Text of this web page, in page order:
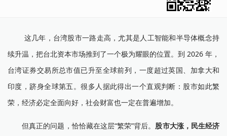
这几年，台湾股市一路走高，尤其是人工智能和半导体概念持
续升温，把台北资本市场推到了一个极为耀眼的位置。到 2026 年，
台湾证券交易所总市值已升至全球前列，一度超过英国、加拿大和
印度，跻身全球第五。很多人据此得出一个直观判断：股市如此繁
荣，经济必定全面向好，社会财富也一定在普遍增加。
但真正的问题，恰恰藏在这层“繁荣”背后。 股市大涨，民生经济